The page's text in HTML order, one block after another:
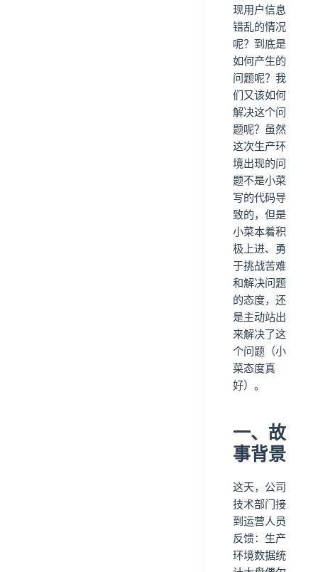
现用户信息
错乱的情况
呢？到底是
如何产生的
问题呢？我
们又该如何
解决这个问
题呢？虽然
这次生产环
境出现的问
题不是小菜
写的代码导
致的，但是
小菜本着积
极上进、勇
于挑战苦难
和解决问题
的态度，还
是主动站出
来解决了这
个问题（小
菜态度真
好）。
一、故
事背景
这天，公司
技术部门接
到运营人员
反馈：生产
环境数据统